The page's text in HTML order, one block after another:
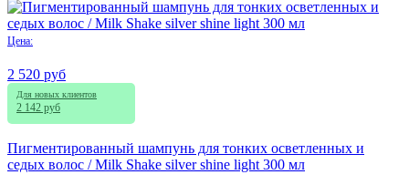
Цена:
2 520 руб
Для новых клиентов
2 142 руб
Пигментированный шампунь для тонких осветленных и
седых волос / Milk Shake silver shine light 300 мл